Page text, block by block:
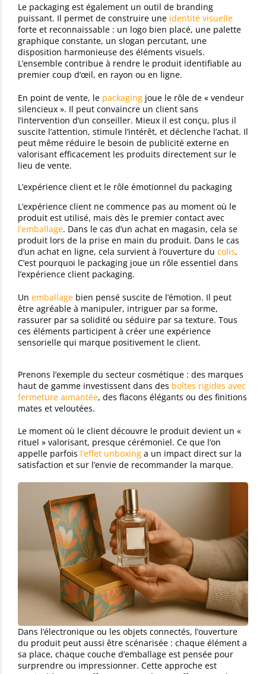
Le packaging est également un outil de branding
puissant. Il permet de construire une identité visuelle
forte et reconnaissable : un logo bien placé, une palette
graphique constante, un slogan percutant, une
disposition harmonieuse des éléments visuels.
L’ensemble contribue à rendre le produit identifiable au
premier coup d’œil, en rayon ou en ligne.
En point de vente, le packaging joue le rôle de « vendeur
silencieux ». Il peut convaincre un client sans
l’intervention d’un conseiller. Mieux il est conçu, plus il
suscite l’attention, stimule l’intérêt, et déclenche l’achat. Il
peut même réduire le besoin de publicité externe en
valorisant efficacement les produits directement sur le
lieu de vente.
L’expérience client et le rôle émotionnel du packaging
L’expérience client ne commence pas au moment où le
produit est utilisé, mais dès le premier contact avec
l’emballage. Dans le cas d’un achat en magasin, cela se
produit lors de la prise en main du produit. Dans le cas
d’un achat en ligne, cela survient à l’ouverture du colis.
C’est pourquoi le packaging joue un rôle essentiel dans
l’expérience client packaging.
Un emballage bien pensé suscite de l’émotion. Il peut
être agréable à manipuler, intriguer par sa forme,
rassurer par sa solidité ou séduire par sa texture. Tous
ces éléments participent à créer une expérience
sensorielle qui marque positivement le client.
Prenons l’exemple du secteur cosmétique : des marques
haut de gamme investissent dans des boîtes rigides avec
fermeture aimantée, des flacons élégants ou des finitions
mates et veloutées.
Le moment où le client découvre le produit devient un «
rituel » valorisant, presque cérémoniel. Ce que l’on
appelle parfois l’effet unboxing a un impact direct sur la
satisfaction et sur l’envie de recommander la marque.
Dans l’électronique ou les objets connectés, l’ouverture
du produit peut aussi être scénarisée : chaque élément a
sa place, chaque couche d’emballage est pensée pour
surprendre ou impressionner. Cette approche est